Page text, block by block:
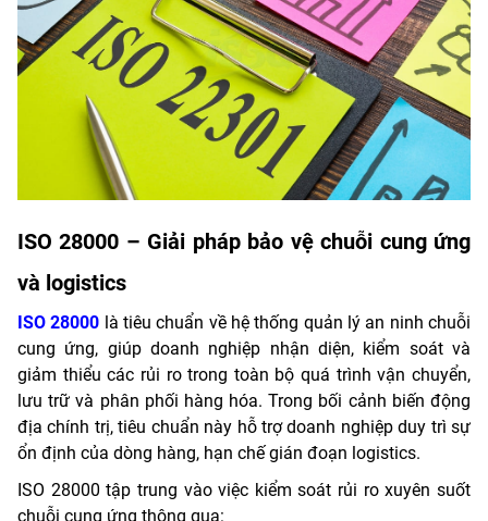
ISO 28000 – Giải pháp bảo vệ chuỗi cung ứng
và logistics
ISO 28000 là tiêu chuẩn về hệ thống quản lý an ninh chuỗi
cung ứng, giúp doanh nghiệp nhận diện, kiểm soát và
giảm thiểu các rủi ro trong toàn bộ quá trình vận chuyển,
lưu trữ và phân phối hàng hóa. Trong bối cảnh biến động
địa chính trị, tiêu chuẩn này hỗ trợ doanh nghiệp duy trì sự
ổn định của dòng hàng, hạn chế gián đoạn logistics.
ISO 28000 tập trung vào việc kiểm soát rủi ro xuyên suốt
chuỗi cung ứng thông qua: